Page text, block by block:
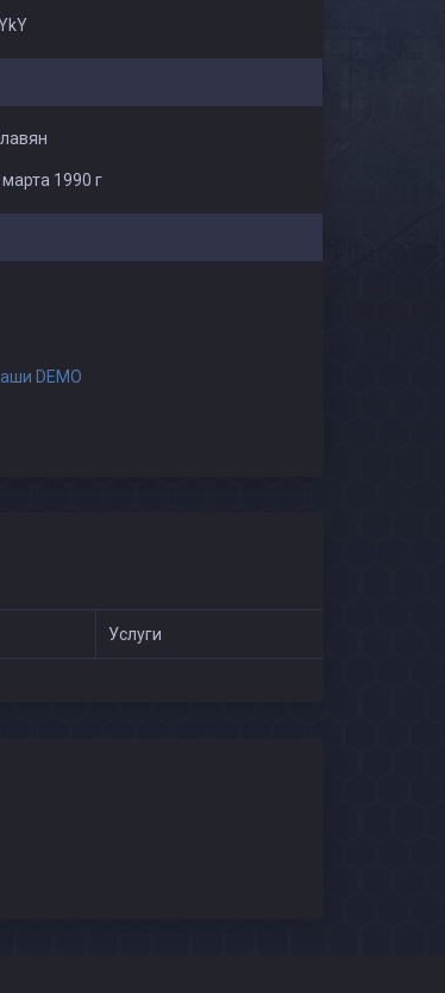
марта 1990 г
DEMO
Услуги